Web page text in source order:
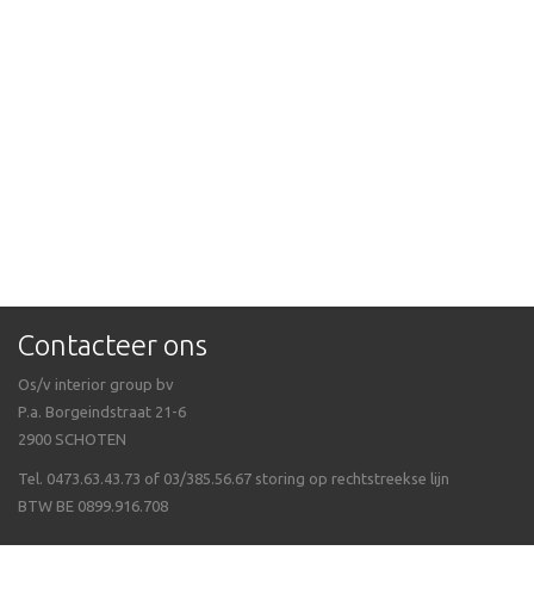
Contacteer ons
Os/v interior group bv
P.a. Borgeindstraat 21-6
2900 SCHOTEN
Tel. 0473.63.43.73 of 03/385.56.67 storing op rechtstreekse lijn
BTW BE 0899.916.708